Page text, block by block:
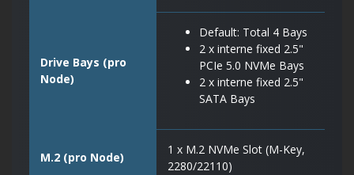
Drive Bays (pro
Node)
Default: Total 4 Bays
2 x interne fixed 2.5"
PCIe 5.0 NVMe Bays
2 x interne fixed 2.5"
SATA Bays
M.2 (pro Node)
1 x M.2 NVMe Slot (M-Key,
2280/22110)